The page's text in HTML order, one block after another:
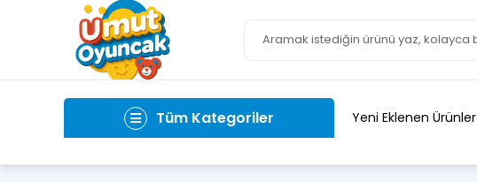
Tüm Kategoriler Yeni Eklenen Ürünler